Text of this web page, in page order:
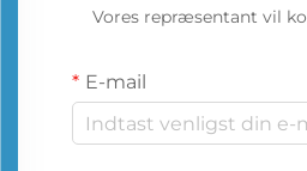
Vores repræsentant vil
E-mail